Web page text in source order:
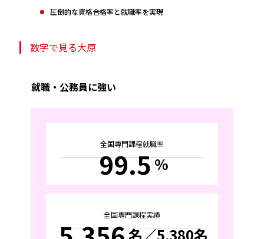
圧倒的な資格合格率と就職率を実現
数字で見る大原
就職・公務員に強い
全国専門課程就職率
99.5%
全国専門課程実績
名／5,380名